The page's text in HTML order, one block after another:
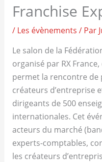
Franchise
/ Les évènements / Par
Le salon de la
organisé par RX
permet la rencontre de
créateurs d’entreprise
dirigeants de 500
internationales. Cet
acteurs du marché
experts-comptables,
les créateurs